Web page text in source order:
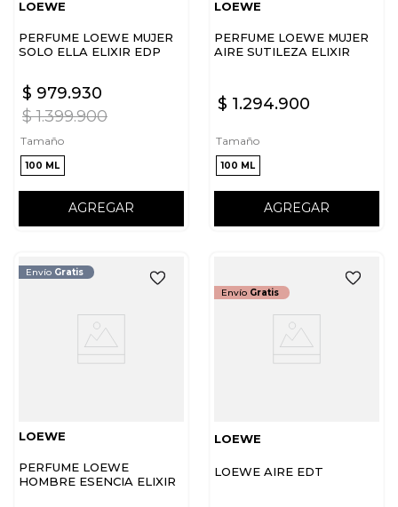
LOEWE
PERFUME LOEWE MUJER
SOLO ELLA ELIXIR EDP
$ 1.399.900
$ 979.930
Tamaño
100 ML
AGREGAR
LOEWE
PERFUME LOEWE MUJER
AIRE SUTILEZA ELIXIR
$ 1.294.900
Tamaño
100 ML
AGREGAR
Envío Gratis
LOEWE
PERFUME LOEWE
HOMBRE ESENCIA ELIXIR
Envío Gratis
LOEWE
LOEWE AIRE EDT